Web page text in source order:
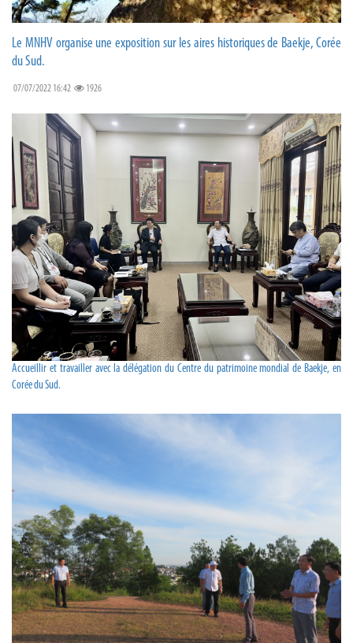
Le MNHV organise une exposition sur les aires historiques de Baekje, Corée
du Sud.
07/07/2022 16:42 1926
Accueillir et travailler avec la délégation du Centre du patrimoine mondial de Baekje, en
Corée du Sud.